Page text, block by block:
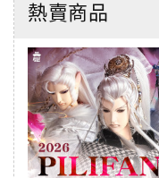
熱賣商品